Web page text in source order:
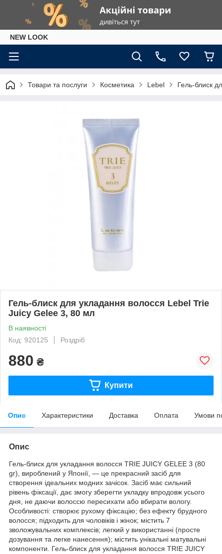
NEW LOOK
Товари та послуги Косметика Lebel Гель-блиск
Гель-блиск для укладання волосся Lebel Trie
Juicy Gelee 3, 80 мл
В наявності
Код: 920125
Роздріб
880 ₴
Купити
Опис Характеристики Доставка Оплата Умови
Опис
Гель-блиск для укладання волосся TRIE JUICY GELEE 3 (80
gr), вироблений у Японії, — це прекрасний засіб для
створення ідеальних модних зачісок. Засіб має сильний
рівень фіксації, дає змогу зберегти укладку впродовж усього
дня, не даючи волоссю пересихати або вбирати вологу.
Особливості: створює рухому фіксацію; без ефекту брудного
волосся; підходить для чоловіків і жінок; містить 7
зволожувальних комплексів; легкий у використанні (просте
дозування та легке нанесення); містить унікальні матувальні
компоненти. Гель-блиск для укладання волосся TRIE JUICY